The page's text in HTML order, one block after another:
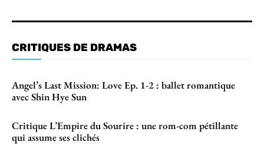
CRITIQUES DE DRAMAS
Angel’s Last Mission: Love Ep. 1-2 : ballet romantique
avec Shin Hye Sun
Critique L’Empire du Sourire : une rom-com pétillante
qui assume ses clichés